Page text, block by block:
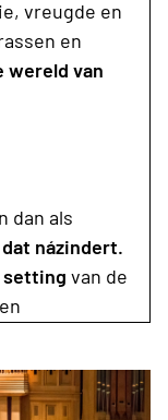
vreugde en
en
wereld van
dan als
názindert.
van de